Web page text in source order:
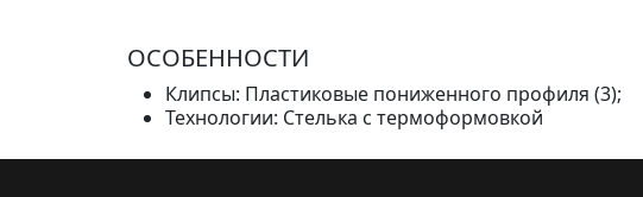
ОСОБЕННОСТИ
Клипсы: Пластиковые пониженного профиля (3);
Технологии: Стелька с термоформовкой